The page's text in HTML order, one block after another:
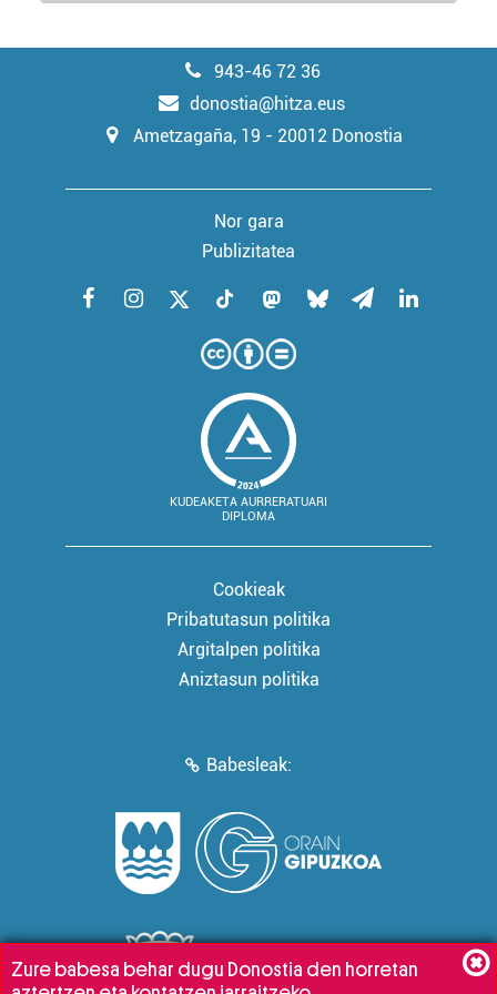
943-46 72 36
donostia@hitza.eus
Ametzagaña, 19 - 20012 Donostia
Nor gara
Publizitatea
KUDEAKETA AURRERATUARI
DIPLOMA
Cookieak
Pribatutasun politika
Argitalpen politika
Aniztasun politika
Babesleak:
Zure babesa behar dugu Donostia den horretan